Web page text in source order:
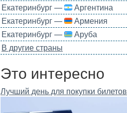
Екатеринбург —
Аргентина
Екатеринбург —
Армения
Екатеринбург —
Аруба
В другие страны
Это интересно
Лучший день для покупки билетов